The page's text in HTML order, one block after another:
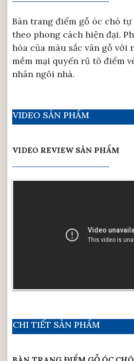
Bàn trang điểm gỗ óc chó
theo phong cách hiện đại.
hòa của màu sắc vân gỗ với
mềm mại quyến rũ tô điểm
nhân ngôi nhà.
VIDEO SẢN PHẨM
VIDEO REVIEW SẢN PHẨM
CHI TIẾT SẢN PHẨM